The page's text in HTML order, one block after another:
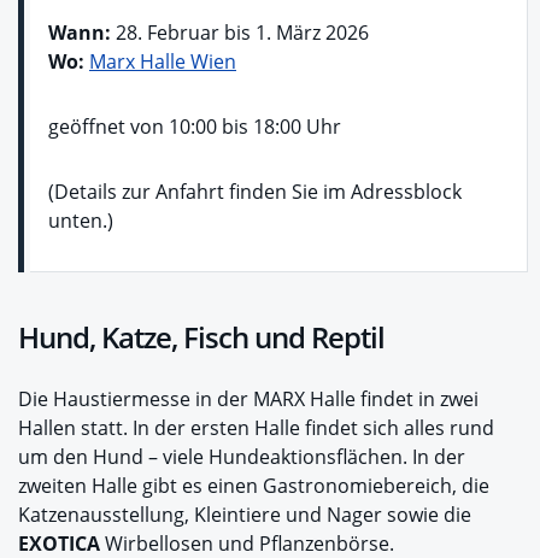
Wann: 28. Februar bis 1. März 2026
Wo: Marx Halle Wien
geöffnet von 10:00 bis 18:00 Uhr
(Details zur Anfahrt finden Sie im Adressblock
unten.)
Hund, Katze, Fisch und Reptil
Die Haustiermesse in der MARX Halle findet in zwei
Hallen statt. In der ersten Halle findet sich alles rund
um den Hund – viele Hundeaktionsflächen. In der
zweiten Halle gibt es einen Gastronomiebereich, die
Katzenausstellung, Kleintiere und Nager sowie die
EXOTICAWirbellosen und Pflanzenbörse.